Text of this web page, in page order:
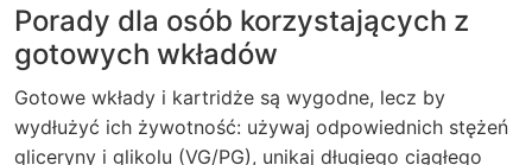
Porady dla osób korzystających z
gotowych wkładów
Gotowe wkłady i kartridże są wygodne, lecz by
wydłużyć ich żywotność: używaj odpowiednich stężeń
gliceryny i glikolu (VG/PG), unikaj długiego ciągłego